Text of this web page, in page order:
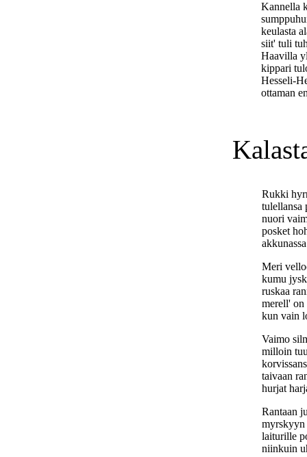
Kannella
keulasta
siit' tuli
Haavilla
kippari
Hesseli-
ottaman
Rukki
tulellansa
nuori
posket
Meri
kumu
ruskaa
merell'
kun vain
Vaimo
milloin
taivaan
hurjat
Rantaan
myrskyyn
laiturille
niinkuin